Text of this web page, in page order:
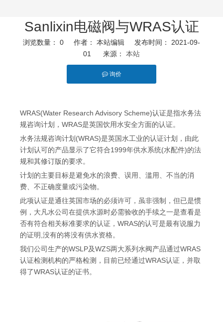
Sanlixin电磁阀与WRAS认证
浏览数量： 0 作者： 本站编辑 发布时间： 2021-09-
01 来源： 本站
询价
WRAS(Water Research Advisory Scheme)认证是指水务法
规咨询计划，WRAS是英国饮用水安全方面的认证。
水务法规咨询计划(WRAS)是英国水工业的认证计划，由此
计划认可的产品显示了它符合1999年供水系统(水配件)的法
规和其修订版的要求。
计划的主要目标是避免水的浪费、误用、滥用、不当的消
费、不正确度量或污染物。
此项认证是通往英国市场的必须许可，虽非强制，但已是惯
例，大凡水公司在提供水源时必需验收的手续之一是查看是
否有符合相关标准要求的认证，WRAS的认可是最有说服力
的证明,没有的将没有供水资格。
我们公司生产的WSLP及WZS两大系列水阀产品通过WRAS
认证检测机构的严格检测，目前已经通过WRAS认证，并取
得了WRAS认证的证书。